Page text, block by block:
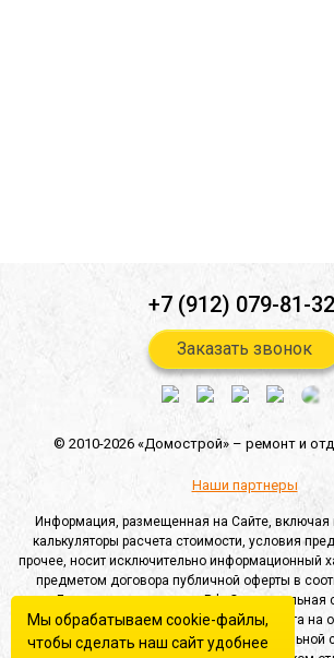
© 2010-2026 «Домострой» – ремонт и
Наши партнеры
+7 (912) 079-81-32
Заказать звонок
Информация, размещенная на Сайте, включая
калькуляторы расчета стоимости, условия
прочее, носит исключительно информационный
предметом договора публичной оферты в
Гражданского кодекса РФ. Окончательная
определяется после выезда специалиста на
замеров и составления индивидуальной
Мы обрабатываем cookie-файлы,
чтобы сделать наш сайт удобнее